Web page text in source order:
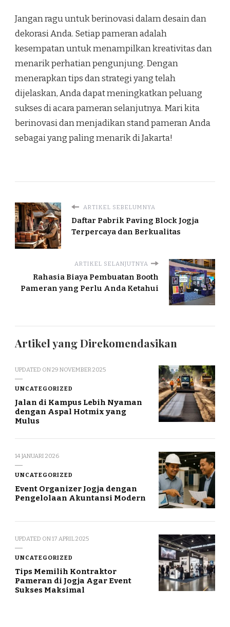
Jangan ragu untuk berinovasi dalam desain dan
dekorasi Anda. Setiap pameran adalah
kesempatan untuk menampilkan kreativitas dan
menarik perhatian pengunjung. Dengan
menerapkan tips dan strategi yang telah
dijelaskan, Anda dapat meningkatkan peluang
sukses di acara pameran selanjutnya. Mari kita
berinovasi dan menjadikan stand pameran Anda
sebagai yang paling menarik di Jakarta!
ARTIKEL SEBELUMNYA
Daftar Pabrik Paving Block Jogja
Terpercaya dan Berkualitas
ARTIKEL SELANJUTNYA
Rahasia Biaya Pembuatan Booth
Pameran yang Perlu Anda Ketahui
Artikel yang Direkomendasikan
UPDATED ON29 NOVEMBER 2025
UNCATEGORIZED
Jalan di Kampus Lebih Nyaman
dengan Aspal Hotmix yang
Mulus
14 JANUARI 2026
UNCATEGORIZED
Event Organizer Jogja dengan
Pengelolaan Akuntansi Modern
UPDATED ON17 APRIL 2025
UNCATEGORIZED
Tips Memilih Kontraktor
Pameran di Jogja Agar Event
Sukses Maksimal